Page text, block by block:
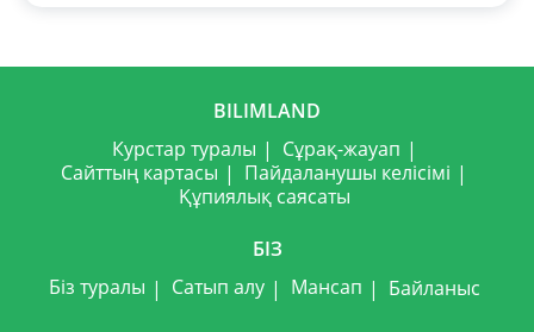
BILIMLAND
Курстар туралы
Сұрақ-жауап
Сайттың картасы
Пайдаланушы келісімі
Құпиялық саясаты
БІЗ
Біз туралы
Сатып алу Мансап Байланыс